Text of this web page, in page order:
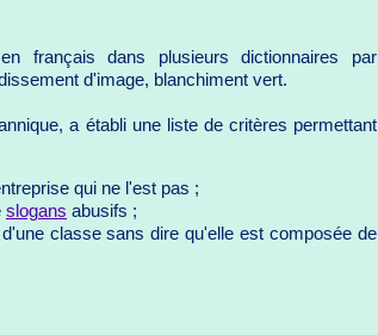
français dans plusieurs dictionnaires par
d'image, blanchiment vert.
a établi une liste de critères permettant
qui ne l'est pas ;
slogans abusifs ;
classe sans dire qu'elle est composée de